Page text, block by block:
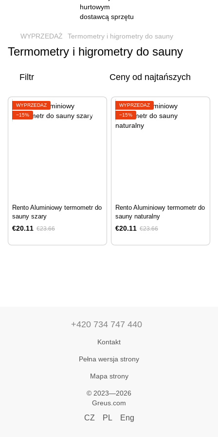
WYPRZEDAŻ Termometry i higrometry do sauny
Termometry i higrometry do sauny
Filtr Ceny od najtańszych
WYPRZEDAŻ
−15%
Rento Aluminiowy termometr do
sauny szary
€20.11 €23.66
WYPRZEDAŻ
−15%
Rento Aluminiowy termometr do
sauny naturalny
€20.11 €23.66
+420 734 747 440
Kontakt
Pełna wersja strony
Mapa strony
© 2023—2026
Greus.com
CZ PL Eng